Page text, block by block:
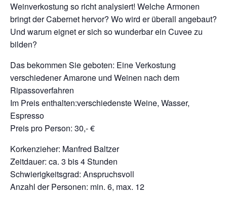
Weinverkostung so richt analysiert! Welche Armonen
bringt der Cabernet hervor? Wo wird er überall angebaut?
Und warum eignet er sich so wunderbar ein Cuvee zu
bilden?
Das bekommen Sie geboten: Eine Verkostung
verschiedener Amarone und Weinen nach dem
Ripassoverfahren
Im Preis enthalten:verschiedenste Weine, Wasser,
Espresso
Preis pro Person: 30,- €
Korkenzieher: Manfred Baltzer
Zeitdauer: ca. 3 bis 4 Stunden
Schwierigkeitsgrad: Anspruchsvoll
Anzahl der Personen: min. 6, max. 12